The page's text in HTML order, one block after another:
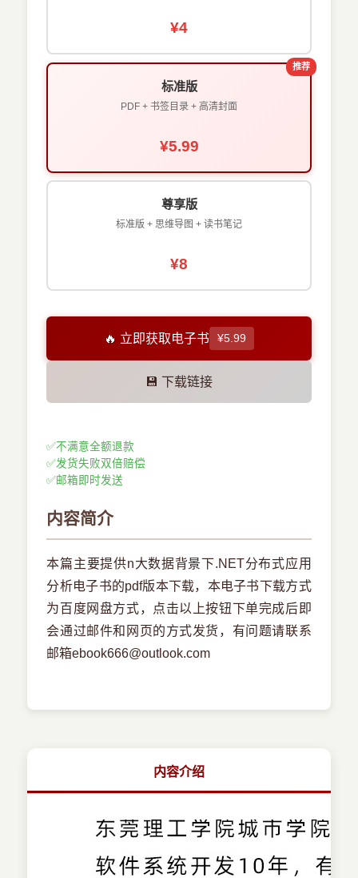
¥4
推荐
标准版
PDF + 书签目录 + 高清封面
¥5.99
尊享版
标准版 + 思维导图 + 读书笔记
¥8
🔥 立即获取电子书 ¥5.99
💾 下载链接
✅不满意全额退款
✅发货失败双倍赔偿
✅邮箱即时发送
内容简介
本篇主要提供n大数据背景下.NET分布式应用
分析电子书的pdf版本下载，本电子书下载方式
为百度网盘方式，点击以上按钮下单完成后即
会通过邮件和网页的方式发货，有问题请联系
邮箱ebook666@outlook.com
内容介绍